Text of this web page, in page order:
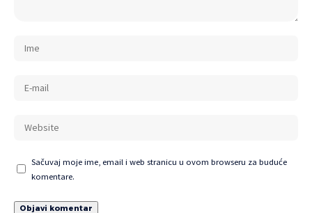
Sačuvaj moje ime, email i web stranicu u ovom browseru za buduće
komentare.